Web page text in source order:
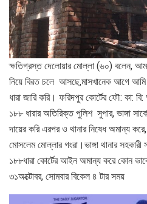
ক্ষতিগ্রস্ত দেলোয়ার মোল্লা (৬০) বলেন,
নিয়ে বিরত চলে আসছে,মাসখানেক আগে
ধারা জারি করি। ফরিদপুর কোর্টের ফৌ: কা:
১৮৮ ধারার অতিরিক্ত পুলিশ সুপার, ভাঙ্গা
দায়ের করি এরপর ও থানার নিষেধ অমান্য
মোসলেম মোল্লার গংরা।ভাঙ্গা থানার
১৮৮ধারা কোর্টের আইন অমান্য করে কোন
৩১অক্টোবর, সোমবার বিকেল ৪ টার সময়